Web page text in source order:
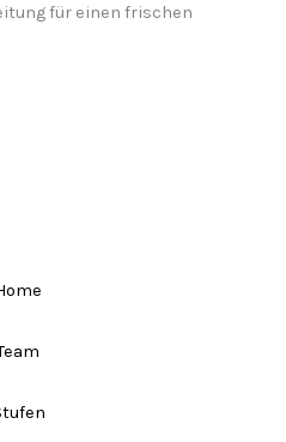
für einen frischen